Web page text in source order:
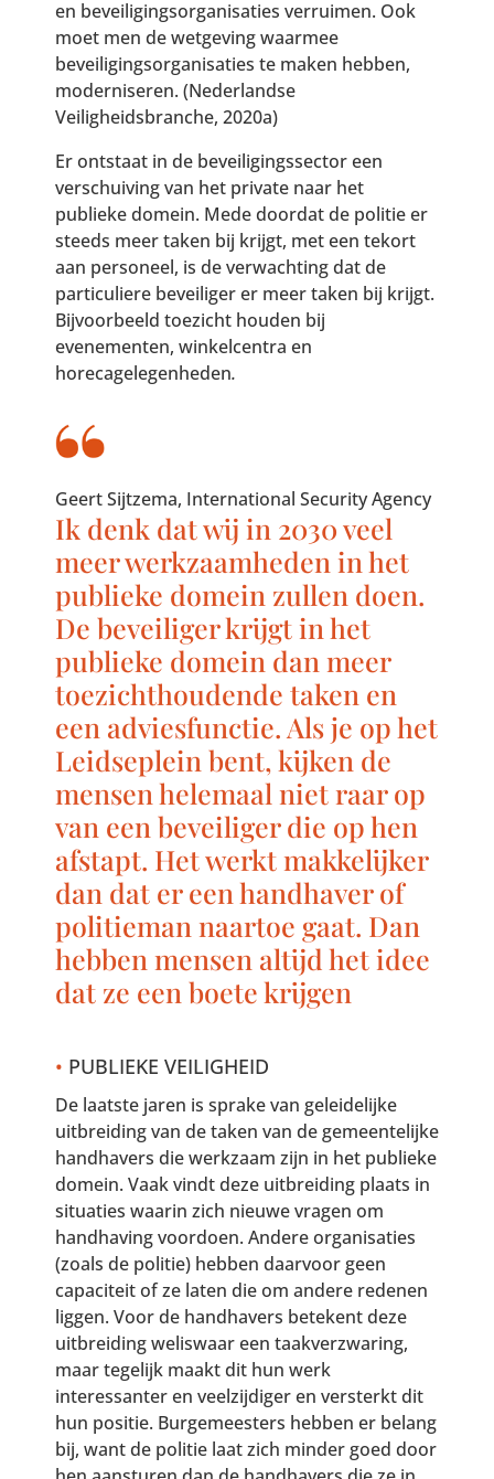
en beveiligingsorganisaties verruimen. Ook
moet men de wetgeving waarmee
beveiligingsorganisaties te maken hebben,
moderniseren. (Nederlandse
Veiligheidsbranche, 2020a)
Er ontstaat in de beveiligingssector een
verschuiving van het private naar het
publieke domein. Mede doordat de politie er
steeds meer taken bij krijgt, met een tekort
aan personeel, is de verwachting dat de
particuliere beveiliger er meer taken bij krijgt.
Bijvoorbeeld toezicht houden bij
evenementen, winkelcentra en
horecagelegenheden.
Geert Sijtzema, International Security Agency
Ik denk dat wij in 2030 veel
meer werkzaamheden in het
publieke domein zullen doen.
De beveiliger krijgt in het
publieke domein dan meer
toezichthoudende taken en
een adviesfunctie. Als je op het
Leidseplein bent, kijken de
mensen helemaal niet raar op
van een beveiliger die op hen
afstapt. Het werkt makkelijker
dan dat er een handhaver of
politieman naartoe gaat. Dan
hebben mensen altijd het idee
dat ze een boete krijgen
• PUBLIEKE VEILIGHEID
De laatste jaren is sprake van geleidelijke
uitbreiding van de taken van de gemeentelijke
handhavers die werkzaam zijn in het publieke
domein. Vaak vindt deze uitbreiding plaats in
situaties waarin zich nieuwe vragen om
handhaving voordoen. Andere organisaties
(zoals de politie) hebben daarvoor geen
capaciteit of ze laten die om andere redenen
liggen. Voor de handhavers betekent deze
uitbreiding weliswaar een taakverzwaring,
maar tegelijk maakt dit hun werk
interessanter en veelzijdiger en versterkt dit
hun positie. Burgemeesters hebben er belang
bij, want de politie laat zich minder goed door